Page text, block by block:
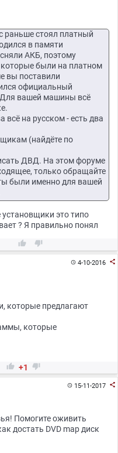
раньше стоял платный
в памяти
АКБ, поэтому
которые были на платном
вы поставили
официальный
вашей машины всё
всё на русском - есть два
(найдёте по
ДВД. На этом форуме
только обращайте
были именно для вашей
это типо
? Я правильно понял
 
4-10-2016 
которые предлагают
которые
 +1 
15-11-2017 
Помогите оживить
достать DVD map диск